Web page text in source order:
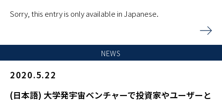
Sorry, this entry is only available in Japanese.
NEWS
2020.5.22
(日本語) 大学発宇宙ベンチャーで投資家やユーザーと